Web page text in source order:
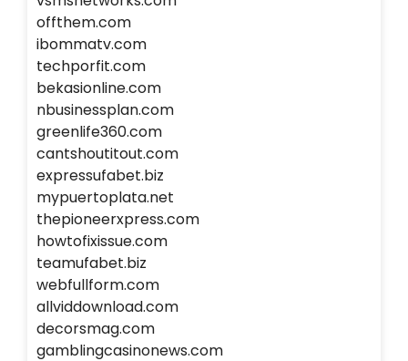
offthem.com
ibommatv.com
techporfit.com
bekasionline.com
nbusinessplan.com
greenlife360.com
cantshoutitout.com
expressufabet.biz
mypuertoplata.net
thepioneerxpress.com
howtofixissue.com
teamufabet.biz
webfullform.com
allviddownload.com
decorsmag.com
gamblingcasinonews.com